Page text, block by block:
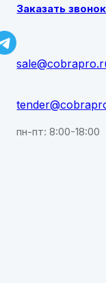
Заказать звонок
пн-пт: 8:00-18:00